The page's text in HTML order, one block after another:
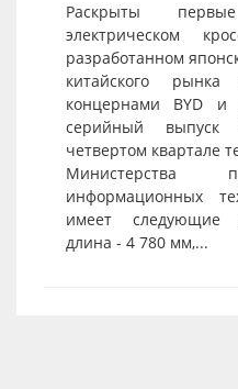
Раскрыты
электрическом
разработанном
китайского
концернами BYD и
серийный выпуск
четвертом квартале
Министерства
информационных
имеет следующие
длина - 4 780 мм,...